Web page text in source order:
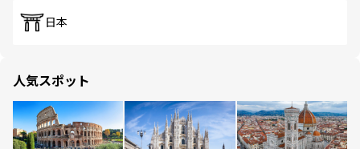
日本
人気スポット